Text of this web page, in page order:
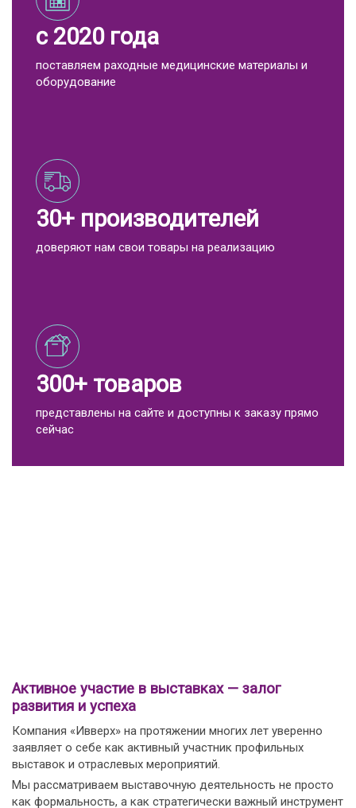
с 2020 года
поставляем раходные медицинские материалы и
оборудование
30+ производителей
доверяют нам свои товары на реализацию
300+ товаров
представлены на сайте и доступны к заказу прямо
сейчас
Активное участие в выставках — залог
развития и успеха
Компания «Ивверх» на протяжении многих лет уверенно
заявляет о себе как активный участник профильных
выставок и отраслевых мероприятий.
Мы рассматриваем выставочную деятельность не просто
как формальность, а как стратегически важный инструмент